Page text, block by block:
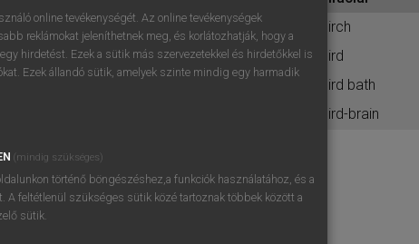
próbaverziójának elindításához
regisztrálok ésbelépek.
REGISZTRÁCIÓ
birch
bird
bird bath
bird-brain
online tevékenységét. Az online tevékenységek
reklámokat jeleníthetnek meg, és korlátozhatják, hogy a
hirdetést. Ezek a sütik más szervezetekkel és hirdetőkkel is
Ezek állandó sütik, amelyek szinte mindig egy harmadik
(mindig szükséges)
történő böngészéshez,a funkciók használatához, és a
A feltétlenül szükséges sütik közé tartoznak többek között a
sütik.